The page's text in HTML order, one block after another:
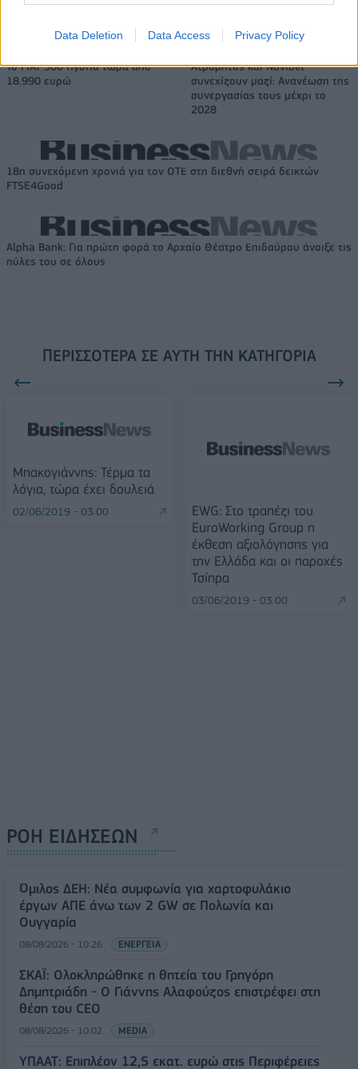
Data Deletion Data Access Privacy Policy
Η Chery επενδύει 75 εκατ. δολάρια στην KG Mobility
Το FIAT 500 Hybrid τώρα από
18.990 ευρώ
Ατρόμητος και Novibet
συνεχίζουν μαζί: Ανανέωση της
συνεργασίας τους μέχρι το
2028
18η συνεχόμενη χρονιά για τον ΟΤΕ στη διεθνή σειρά δεικτών
FTSE4Good
Alpha Bank: Για πρώτη φορά το Αρχαίο Θέατρο Επιδαύρου άνοιξε τις
πύλες του σε όλους
ΠΕΡΙΣΣΌΤΕΡΑ ΣΕ ΑΥΤΉ ΤΗΝ ΚΑΤΗΓΟΡΊΑ
Μπακογιάννης: Τέρμα τα
λόγια, τώρα έχει δουλειά
02/06/2019 - 03:00
EWG: Στο τραπέζι του
EuroWorking Group η
έκθεση αξιολόγησης για
την Ελλάδα και οι παροχές
Τσίπρα
03/06/2019 - 03:00
ΡΟΗ ΕΙΔΗΣΕΩΝ
Όμιλος ΔΕΗ: Νέα συμφωνία για χαρτοφυλάκιο
έργων ΑΠΕ άνω των 2 GW σε Πολωνία και
Ουγγαρία
08/08/2026 - 10:26 ΕΝΕΡΓΕΙΑ
ΣΚΑΪ: Ολοκληρώθηκε η θητεία του Γρηγόρη
Δημητριάδη - Ο Γιάννης Αλαφούζος επιστρέφει στη
θέση του CEO
08/08/2026 - 10:02 MEDIA
ΥΠΑΑΤ: Επιπλέον 12,5 εκατ. ευρώ στις Περιφέρειες